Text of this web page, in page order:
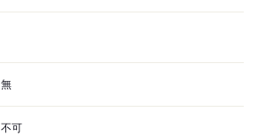
無
不可